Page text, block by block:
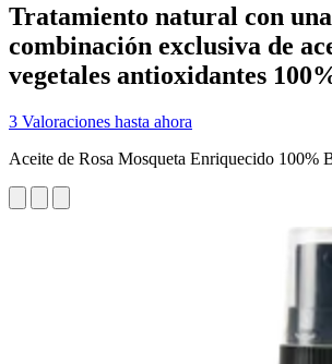
Tratamiento natural con una
combinación exclusiva de
vegetales antioxidantes
3 Valoraciones hasta ahora
Aceite de Rosa Mosqueta Enriquecido 100%